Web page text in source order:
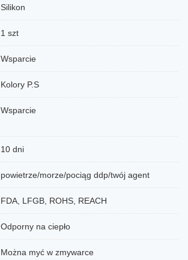
Silikon
1 szt
Wsparcie
Kolory P.S
Wsparcie
10 dni
powietrze/morze/pociąg ddp/twój agent
FDA, LFGB, ROHS, REACH
Odporny na ciepło
Można myć w zmywarce